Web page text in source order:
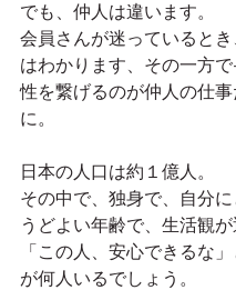
でも、仲人は違います。
会員さんが迷っていると
はわかります、その一方
性を繋げるのが仲人の仕
に。
日本の人口は約１億人。
その中で、独身で、自分に
うどよい年齢で、生活観が
「この人、安心できるな
が何人いるでしょう。